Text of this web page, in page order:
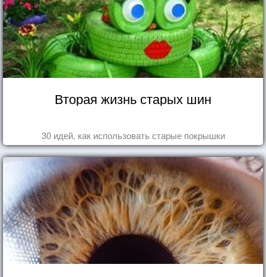
Вторая жизнь старых шин
30 идей, как использовать старые покрышки